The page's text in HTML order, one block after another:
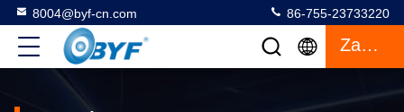
8004@byf-cn.com 86-755-23733220
Zacytować